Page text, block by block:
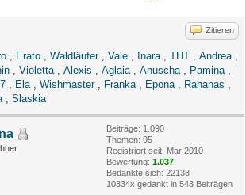
Zitieren
, Erato , Waldläufer, Vale , Inara, THT , Andrea,
, Violetta, Alexis , Aglaia, Anuscha, Pamina,
, Ela, Wishmaster, Franka, Epona, Rahanas ,
, Slaskia
Beiträge: 1.090
Themen: 95
Registriert seit: Mar 2010
Bewertung: 1.037
Bedankte sich: 22138
10334x gedankt in 543 Beiträgen